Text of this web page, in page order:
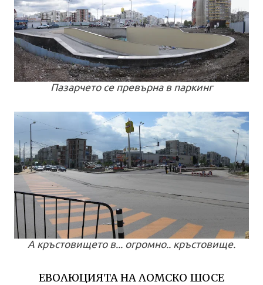
Пазарчето се превърна в паркинг
А кръстовището в... огромно.. кръстовище.
ЕВОЛЮЦИЯТА НА ЛОМСКО ШОСЕ